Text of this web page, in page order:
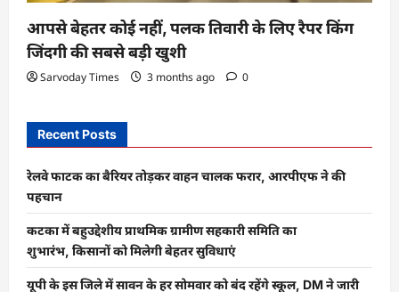
आपसे बेहतर कोई नहीं, पलक तिवारी के लिए रैपर किंग
जिंदगी की सबसे बड़ी खुशी
Sarvoday Times 3 months ago 0
Recent Posts
रेलवे फाटक का बैरियर तोड़कर वाहन चालक फरार, आरपीएफ ने की
पहचान
कटका में बहुउद्देशीय प्राथमिक ग्रामीण सहकारी समिति का
शुभारंभ, किसानों को मिलेगी बेहतर सुविधाएं
यूपी के इस जिले में सावन के हर सोमवार को बंद रहेंगे स्कूल, DM ने जारी